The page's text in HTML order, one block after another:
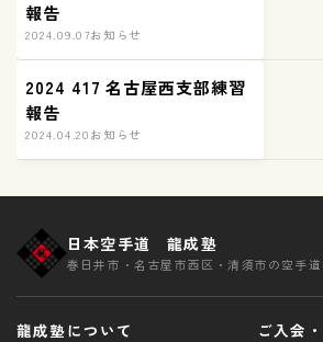
報告
2024.09.07お知らせ
2024 417 名古屋西支部練習
報告
2024.04.20お知らせ
日本空手道 龍成塾
春日井市・名古屋市西区・清須市の空手
龍成塾について ご入会